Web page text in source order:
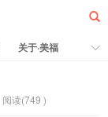
关于·美福
阅读(749 )